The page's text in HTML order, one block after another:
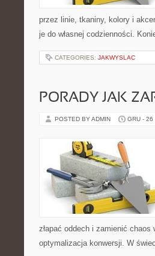
przez linie, tkaniny, kolory i
je do własnej codzienności.
CATEGORIES: JAKWYSLAC
PORADY JAK
POSTED BY ADMIN GRU - 26
złapać oddech i zamienić
optymalizacja konwersji. W